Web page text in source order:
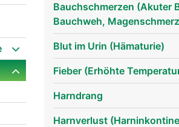
Bauchschmerzen (Akuter
Bauchweh,
Blut im Urin (Hämaturie)
Fieber (Erhöhte
Harndrang
Harnverlust